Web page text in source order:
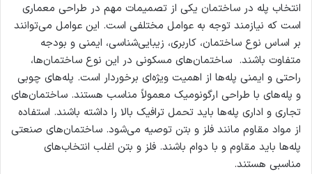
انتخاب پله در ساختمان یکی از تصمیمات مهم در طراحی معماری
است که نیازمند توجه به عوامل مختلفی است. این عوامل می‌توانند
بر اساس نوع ساختمان، کاربری، زیبایی‌شناسی، ایمنی و بودجه
متفاوت باشند. ساختمان‌های مسکونی در این نوع ساختمان‌ها،
راحتی و ایمنی پله‌ها از اهمیت ویژه‌ای برخوردار است. پله‌های چوبی
و پله‌های با طراحی ارگونومیک معمولاً مناسب هستند. ساختمان‌های
تجاری و اداری پله‌ها باید تحمل ترافیک بالا را داشته باشند. استفاده
از مواد مقاوم مانند فلز و بتن توصیه می‌شود. ساختمان‌های صنعتی
پله‌ها باید مقاوم و با دوام باشند. فلز و بتن اغلب انتخاب‌های
مناسبی هستند.